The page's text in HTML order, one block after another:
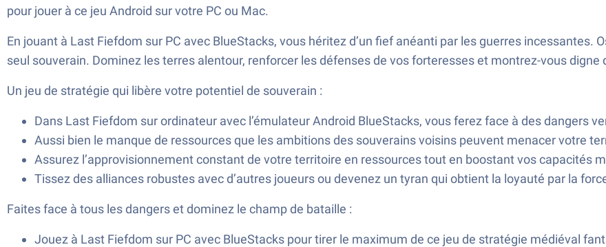
pour jouer à ce jeu Android sur votre PC ou Mac.
En jouant à Last Fiefdom sur PC avec BlueStacks, vous héritez d’un fief anéanti par les guerres incessantes.
seul souverain. Dominez les terres alentour, renforcer les défenses de vos forteresses et montrez-vous digne
Un jeu de stratégie qui libère votre potentiel de souverain :
Dans Last Fiefdom sur ordinateur avec l’émulateur Android BlueStacks, vous ferez face à des dangers
Aussi bien le manque de ressources que les ambitions des souverains voisins peuvent menacer votre
Assurez l’approvisionnement constant de votre territoire en ressources tout en boostant vos capacités
Tissez des alliances robustes avec d’autres joueurs ou devenez un tyran qui obtient la loyauté par la
Faites face à tous les dangers et dominez le champ de bataille :
Jouez à Last Fiefdom sur PC avec BlueStacks pour tirer le maximum de ce jeu de stratégie médiéval